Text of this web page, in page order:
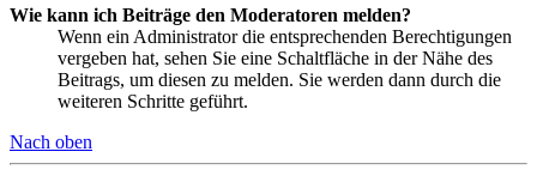
Wie kann ich Beiträge den Moderatoren melden?
Wenn ein Administrator die entsprechenden Berechtigungen
vergeben hat, sehen Sie eine Schaltfläche in der Nähe des
Beitrags, um diesen zu melden. Sie werden dann durch die
weiteren Schritte geführt.
Nach oben